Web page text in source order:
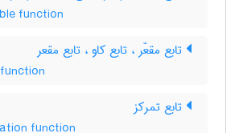
function
تابع مقعّر ، تابع کاو ، تابع مقعر
تابع تمرکز
function